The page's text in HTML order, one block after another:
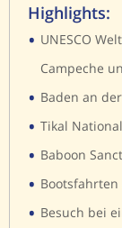
Highlights:
• UNESCO
Campeche
• Baden an
• Tikal
• Baboon
•
• Besuch bei